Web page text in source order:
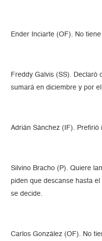
Ender Inciarte (OF). No
Freddy Galvis (SS). Declaró
sumará en diciembre y por
Adrián Sánchez (IF). Prefirió
Silvino Bracho (P). Quiere
piden que descanse hasta
se decide.
Carlos González (OF). No